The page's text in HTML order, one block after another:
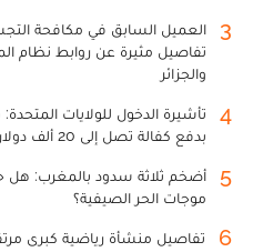
3
العميل السابق في مكافحة
تفاصيل مثيرة عن روابط نظام
والجزائر
4
بدفع كفالة تصل إلى 20 ألف دولار
5
أضخم ثلاثة سدود بالمغرب:
موجات الحر الصيفية؟
6 تفاصيل منشأة رياضية كبرى